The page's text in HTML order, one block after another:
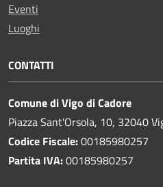
Eventi
Luoghi
CONTATTI
Comune di Vigo di Cadore
Piazza Sant'Orsola, 10, 32040
Codice Fiscale:00185980257
Partita IVA:00185980257